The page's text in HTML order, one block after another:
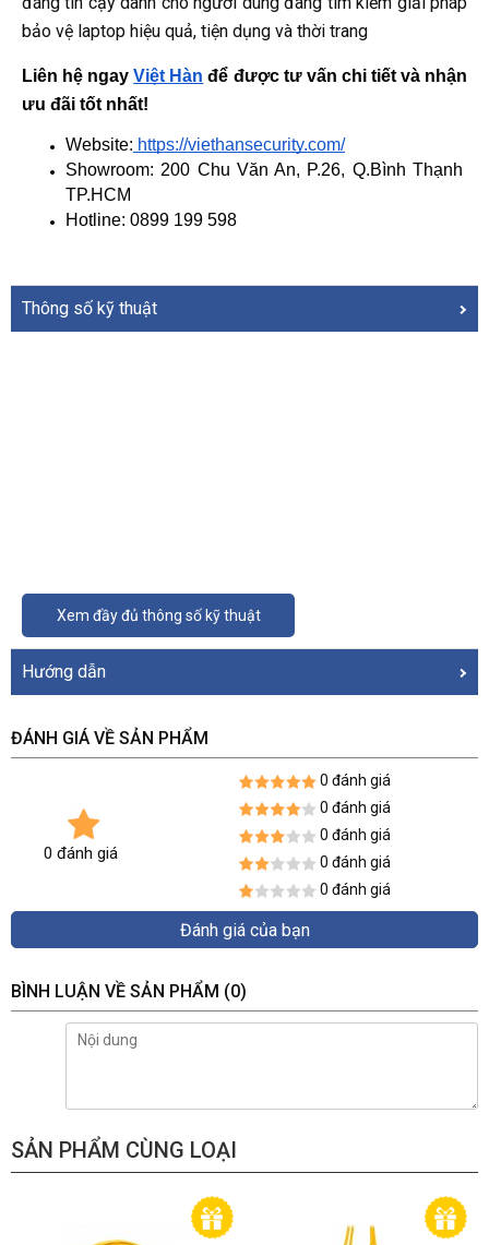
bảo vệ laptop hiệu quả, tiện dụng và thời trang
Liên hệ ngay Việt Hàn để được tư vấn chi tiết và nhận
ưu đãi tốt nhất!
Website: https://viethansecurity.com/
Showroom: 200 Chu Văn An, P.26, Q.Bình Thạnh
TP.HCM
Hotline: 0899 199 598
Thông số kỹ thuật
Xem đầy đủ thông số kỹ thuật
Hướng dẫn
ĐÁNH GIÁ VỀ SẢN PHẨM
0 đánh giá
0 đánh giá
0 đánh giá
0 đánh giá
0 đánh giá
0 đánh giá
Đánh giá của bạn
BÌNH LUẬN VỀ SẢN PHẨM (0)
SẢN PHẨM CÙNG LOẠI